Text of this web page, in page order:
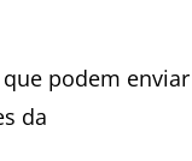
podem enviar
da